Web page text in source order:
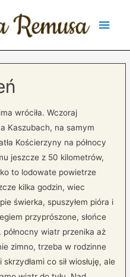
Main
wróciła. Wczoraj
Kaszubach, na samym
Kościerzyny na północy
jeszcze z 50 kilometrów,
to lodowate powietrze
kilka godzin, wiec
świerka, spuszyłem pióra i
przyprószone, słońce
północny wiatr przenika aż
zimno, trzeba w rodzinne
co sił wiosłuję, ale